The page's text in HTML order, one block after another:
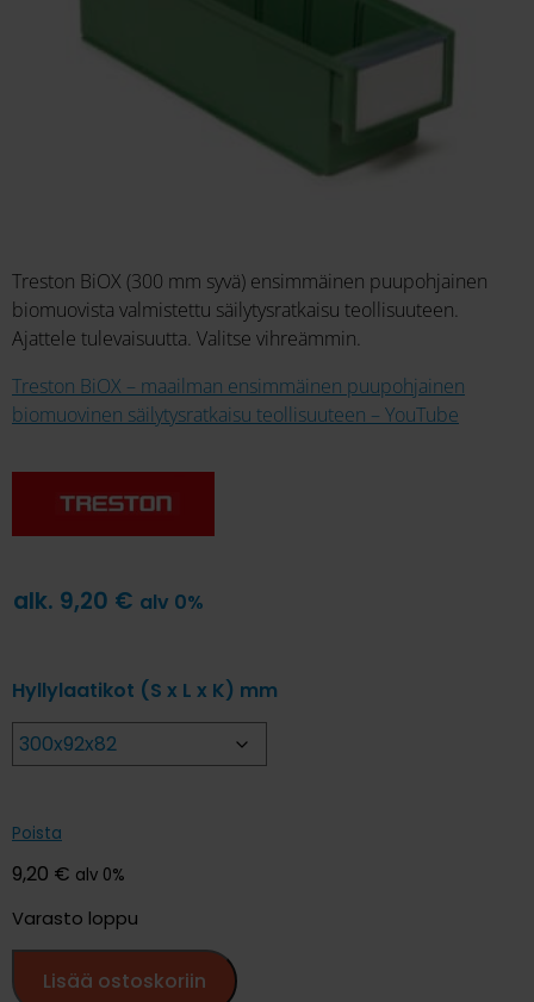
Treston BiOX (300 mm syvä) ensimmäinen puupohjainen
biomuovista valmistettu säilytysratkaisu teollisuuteen.
Ajattele tulevaisuutta. Valitse vihreämmin.
Treston BiOX – maailman ensimmäinen puupohjainen
biomuovinen säilytysratkaisu teollisuuteen – YouTube
alk. 9,20 € alv 0%
Hyllylaatikot (S x L x K) mm
Poista
9,20 € alv 0%
Varasto loppu
Lisää ostoskoriin